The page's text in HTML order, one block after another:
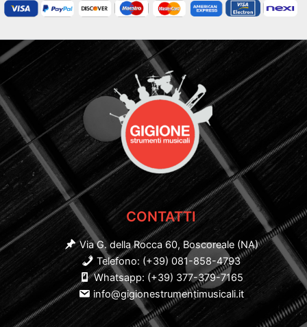
CONTATTI
Via G. della Rocca 60, Boscoreale (NA)
Telefono: (+39) 081-858-4793
Whatsapp: (+39) 377-379-7165
info@gigionestrumentimusicali.it